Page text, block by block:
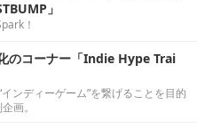
」
！
のコーナー「Indie Hype Trai
ンディーゲーム”を繋げることを目的
画。